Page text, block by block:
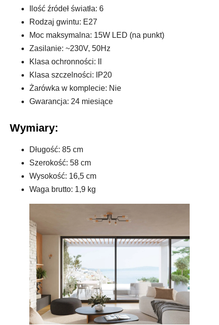
Ilość źródeł światła: 6
Rodzaj gwintu: E27
Moc maksymalna: 15W LED (na punkt)
Zasilanie: ~230V, 50Hz
Klasa ochronności: II
Klasa szczelności: IP20
Żarówka w komplecie: Nie
Gwarancja: 24 miesiące
Wymiary:
Długość: 85 cm
Szerokość: 58 cm
Wysokość: 16,5 cm
Waga brutto: 1,9 kg